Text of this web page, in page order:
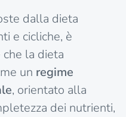
dalla dieta
e cicliche, è
la dieta
un regime
, orientato alla
dei nutrienti,